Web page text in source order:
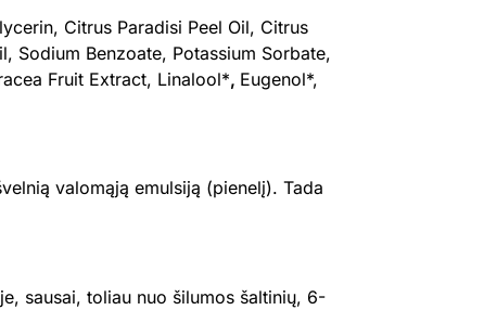
Citrus Paradisi Peel Oil, Citrus
Sodium Benzoate, Potassium Sorbate,
Fruit Extract, Linalool*, Eugenol*,
valomąją emulsiją (pienelį). Tada
sausai, toliau nuo šilumos šaltinių, 6-